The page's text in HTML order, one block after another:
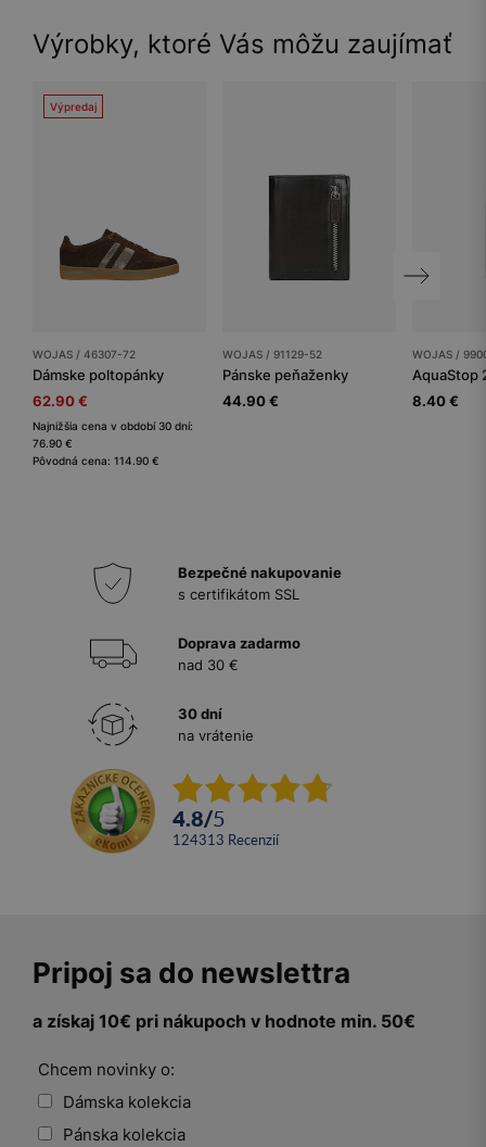
Výrobky, ktoré Vás môžu zaujímať
Výpredaj
WOJAS / 46307-72
Dámske poltopánky
62.90 €
Najnižšia cena v období 30 dní:
76.90 €
Pôvodná cena: 114.90 €
WOJAS / 91129-52
Pánske peňaženky
44.90 €
WOJAS /
AquaStop
8.40 €
Bezpečné nakupovanie
s certifikátom SSL
Doprava zadarmo
nad 30 €
30 dní
na vrátenie
4.8/5
124313 recenzií
Pripoj sa do newslettra
a získaj 10€ pri nákupoch v hodnote min. 50€
Chcem novinky o:
Dámska kolekcia
Pánska kolekcia